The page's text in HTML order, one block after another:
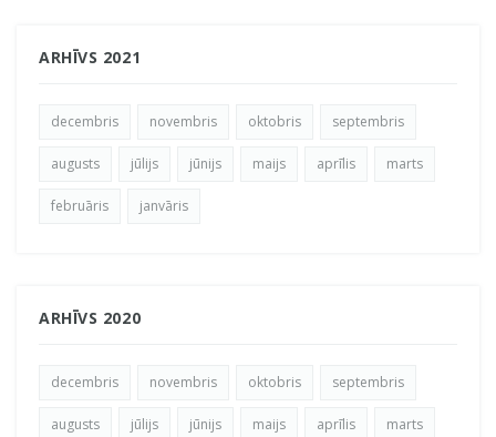
ARHĪVS 2021
decembris novembris oktobris septembris
augusts jūlijs jūnijs maijs aprīlis marts
februāris janvāris
ARHĪVS 2020
decembris novembris oktobris septembris
augusts jūlijs jūnijs maijs aprīlis marts